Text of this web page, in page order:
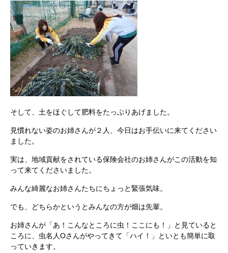
そして、土をほぐして肥料をたっぷりあげました。
見慣れない姿のお姉さんが２人、今日はお手伝いに来てください
ました。
実は、地域貢献をされている保険会社のお姉さんがこの活動を知
って来てくださいました。
みんな綺麗なお姉さんたちにちょっと緊張気味。
でも、どちらかというとみんなの方が畑は先輩。
お姉さんが「あ！こんなところに虫！ここにも！」と見ていると
ころに、虫名人Oさんがやってきて「ハイ！」といとも簡単に取
っていきます。